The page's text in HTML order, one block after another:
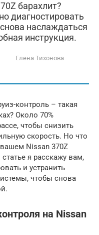
барахлит?
диагностировать
наслаждаться
инструкция.
Елена Тихонова
контроль – такая
Около 70%
чтобы снизить
скорость. Но что
Nissan 370Z
статье я расскажу вам,
и устранить
чтобы снова
на Nissan